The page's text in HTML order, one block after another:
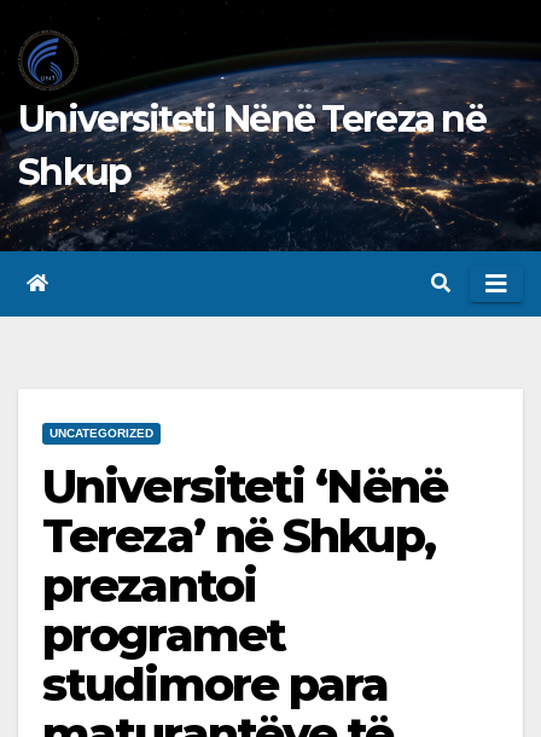
to
content
Universiteti Nënë Tereza në
Shkup
UNCATEGORIZED
Universiteti ‘Nënë
Tereza’ në Shkup,
prezantoi
programet
studimore para